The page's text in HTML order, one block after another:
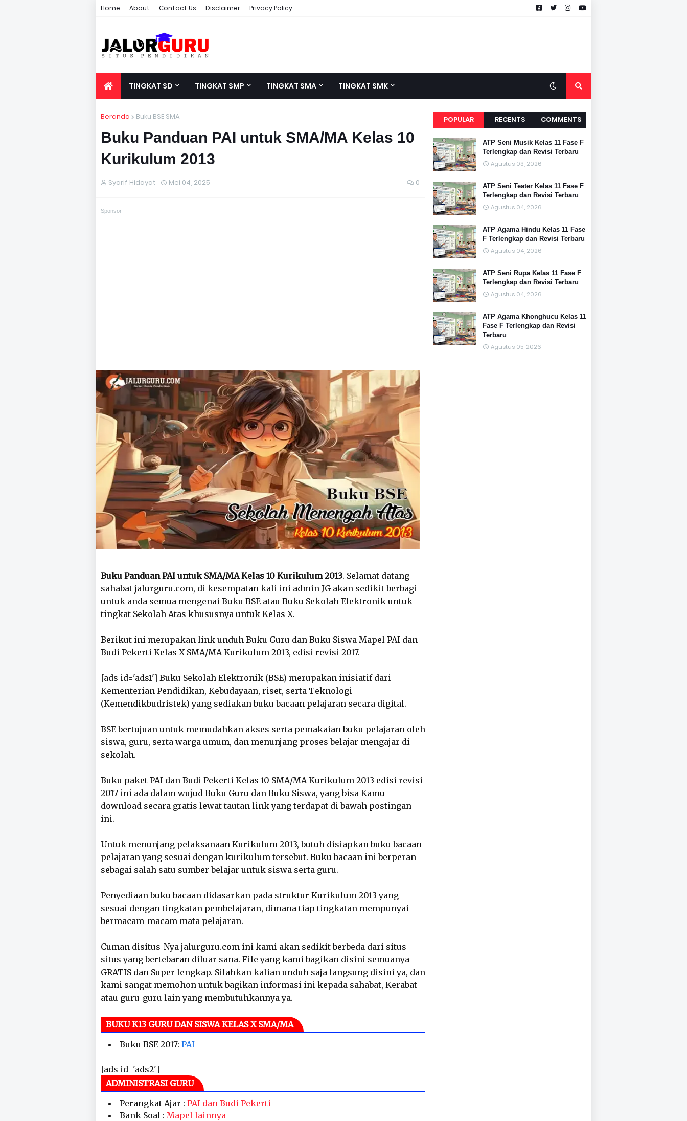
Home About Contact Us Disclaimer Privacy Policy
TINGKAT SD TINGKAT SMP TINGKAT SMA TINGKAT SMK
Beranda Buku BSE SMA
Buku Panduan PAI untuk SMA/MA Kelas 10
Kurikulum 2013
Syarif Hidayat Mei 04, 2025 0
Sponsor
Buku Panduan PAI untuk SMA/MA Kelas 10 Kurikulum 2013. Selamat datang
sahabat jalurguru.com, di kesempatan kali ini admin JG akan sedikit berbagi
untuk anda semua mengenai Buku BSE atau Buku Sekolah Elektronik untuk
tingkat Sekolah Atas khususnya untuk Kelas X.
Berikut ini merupakan link unduh Buku Guru dan Buku Siswa Mapel PAI dan
Budi Pekerti Kelas X SMA/MA Kurikulum 2013, edisi revisi 2017.
[ads id='ads1'] Buku Sekolah Elektronik (BSE) merupakan inisiatif dari
Kementerian Pendidikan, Kebudayaan, riset, serta Teknologi
(Kemendikbudristek) yang sediakan buku bacaan pelajaran secara digital.
BSE bertujuan untuk memudahkan akses serta pemakaian buku pelajaran oleh
siswa, guru, serta warga umum, dan menunjang proses belajar mengajar di
sekolah.
Buku paket PAI dan Budi Pekerti Kelas 10 SMA/MA Kurikulum 2013 edisi revisi
2017 ini ada dalam wujud Buku Guru dan Buku Siswa, yang bisa Kamu
download secara gratis lewat tautan link yang terdapat di bawah postingan
ini.
Untuk menunjang pelaksanaan Kurikulum 2013, butuh disiapkan buku bacaan
pelajaran yang sesuai dengan kurikulum tersebut. Buku bacaan ini berperan
sebagai salah satu sumber belajar untuk siswa serta guru.
Penyediaan buku bacaan didasarkan pada struktur Kurikulum 2013 yang
sesuai dengan tingkatan pembelajaran, dimana tiap tingkatan mempunyai
bermacam-macam mata pelajaran.
Cuman disitus-Nya jalurguru.com ini kami akan sedikit berbeda dari situs-
situs yang bertebaran diluar sana. File yang kami bagikan disini semuanya
GRATIS dan Super lengkap. Silahkan kalian unduh saja langsung disini ya, dan
kami sangat memohon untuk bagikan informasi ini kepada sahabat, Kerabat
atau guru-guru lain yang membutuhkannya ya.
BUKU K13 GURU DAN SISWA KELAS X SMA/MA
Buku BSE 2017: PAI
[ads id='ads2']
ADMINISTRASI GURU
Perangkat Ajar : PAI dan Budi Pekerti
Bank Soal : Mapel lainnya
POPULAR RECENTS COMMENTS
ATP Seni Musik Kelas 11 Fase F
Terlengkap dan Revisi Terbaru
Agustus 03, 2026
ATP Seni Teater Kelas 11 Fase F
Terlengkap dan Revisi Terbaru
Agustus 04, 2026
ATP Agama Hindu Kelas 11 Fase
F Terlengkap dan Revisi Terbaru
Agustus 04, 2026
ATP Seni Rupa Kelas 11 Fase F
Terlengkap dan Revisi Terbaru
Agustus 04, 2026
ATP Agama Khonghucu Kelas 11
Fase F Terlengkap dan Revisi
Terbaru
Agustus 05, 2026